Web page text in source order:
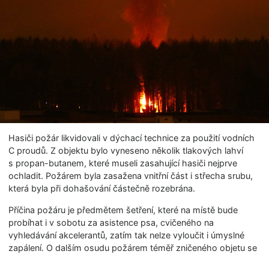
Hasiči požár likvidovali v dýchací technice za použití vodních
C proudů. Z objektu bylo vyneseno několik tlakových lahví
s propan-butanem, které museli zasahující hasiči nejprve
ochladit. Požárem byla zasažena vnitřní část i střecha srubu,
která byla při dohašování částečně rozebrána.
Příčina požáru je předmětem šetření, které na místě bude
probíhat i v sobotu za asistence psa, cvičeného na
vyhledávání akcelerantů, zatím tak nelze vyloučit i úmyslné
zapálení. O dalším osudu požárem téměř zničeného objetu se